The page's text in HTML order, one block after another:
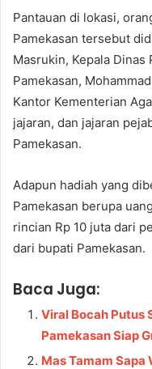
Pantauan di lokasi,
Pamekasan tersebut
Masrukin, Kepala Dinas
Pamekasan,
Kantor Kementerian
jajaran, dan jajaran
Pamekasan.
Adapun hadiah yang
Pamekasan berupa
rincian Rp 10 juta dari
dari bupati Pamekasan.
Baca Juga:
Viral Bocah Putus
Pamekasan Siap
Mas Tamam Sapa